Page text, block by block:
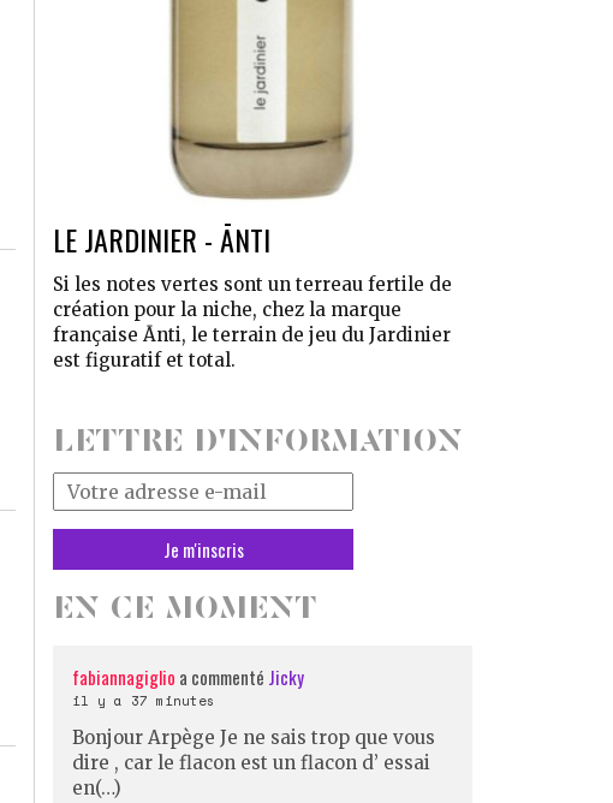
LE JARDINIER - ĀNTI
Si les notes vertes sont un terreau fertile de
création pour la niche, chez la marque
française Ānti, le terrain de jeu du Jardinier
est figuratif et total.
LETTRE D'INFORMATION
Votre
adresse
mail
*
EN CE MOMENT
fabiannagiglio a commenté Jicky
il y a 37 minutes
Bonjour Arpège Je ne sais trop que vous
dire , car le flacon est un flacon d’ essai
en(…)